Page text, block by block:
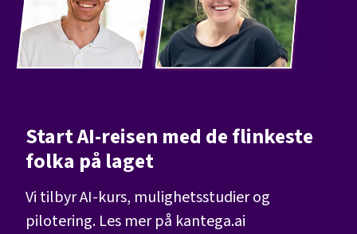
Start AI-reisen med de flinkeste
folka på laget
Vi tilbyr AI-kurs, mulighetsstudier og
pilotering. Les mer på kantega.ai